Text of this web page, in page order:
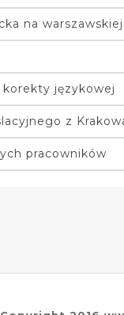
na
językowej
z
pracowników